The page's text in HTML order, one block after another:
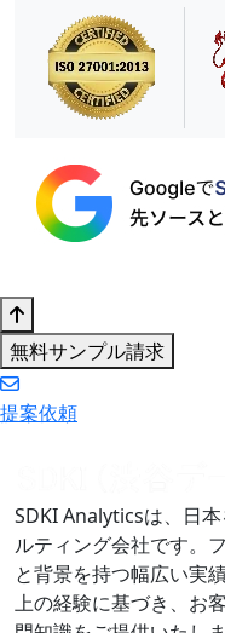
無料サンプル請求
提案依頼
SDKI Analyticsは、日
ルティング会社です。
と背景を持つ幅広い実
上の経験に基づき、お